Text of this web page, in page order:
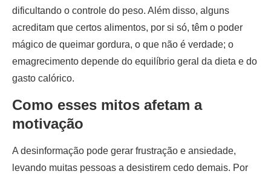
dificultando o controle do peso. Além disso, alguns
acreditam que certos alimentos, por si só, têm o poder
mágico de queimar gordura, o que não é verdade; o
emagrecimento depende do equilíbrio geral da dieta e do
gasto calórico.
Como esses mitos afetam a
motivação
A desinformação pode gerar frustração e ansiedade,
levando muitas pessoas a desistirem cedo demais. Por